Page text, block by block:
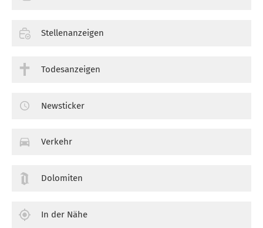
Stellenanzeigen
Todesanzeigen
Newsticker
Verkehr
Dolomiten
In der Nähe